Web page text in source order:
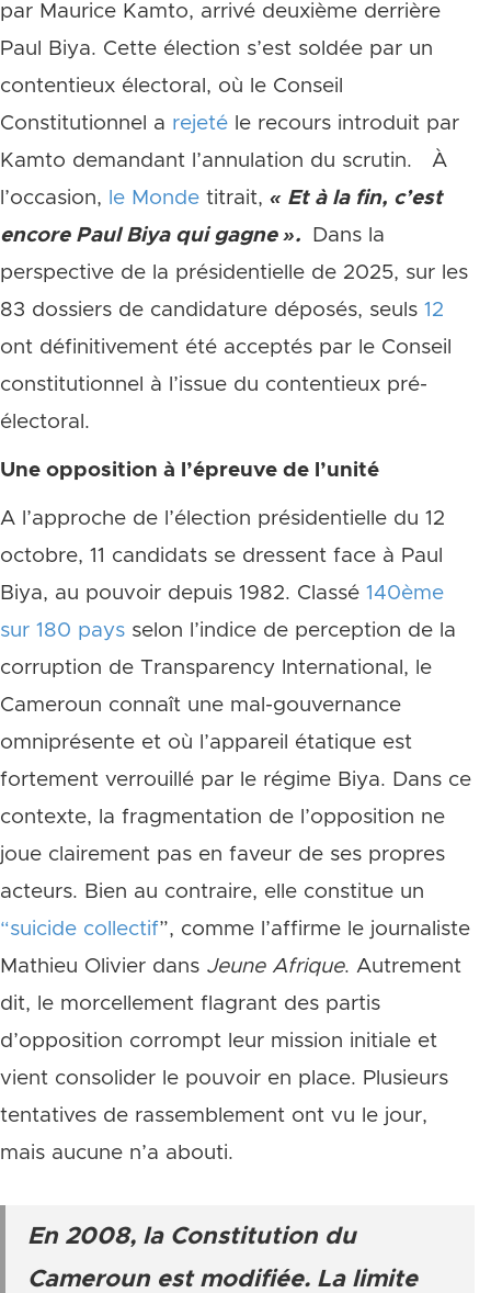
par Maurice Kamto, arrivé deuxième derrière
Paul Biya. Cette élection s’est soldée par un
contentieux électoral, où le Conseil
Constitutionnel a rejeté le recours introduit par
Kamto demandant l’annulation du scrutin. À
l’occasion,
le Monde titrait, « Et à la fin, c’est
encore Paul Biya qui gagne ».
Dans la
perspective de la présidentielle de 2025, sur les
83 dossiers de candidature déposés, seuls 12
ont définitivement été acceptés par le Conseil
constitutionnel à l’issue du contentieux pré-
électoral.
Une opposition à l’épreuve de l’unité
A l’approche de l’élection présidentielle du 12
octobre, 11 candidats se dressent face à Paul
Biya, au pouvoir depuis 1982. Classé 140ème
sur 180 pays selon l’indice de perception de la
corruption de Transparency International, le
Cameroun connaît une mal-gouvernance
omniprésente et où l’appareil étatique est
fortement verrouillé par le régime Biya. Dans ce
contexte, la fragmentation de l’opposition ne
joue clairement pas en faveur de ses propres
acteurs. Bien au contraire, elle constitue un
“suicide collectif”, comme l’affirme le journaliste
Mathieu Olivier dans Jeune Afrique. Autrement
dit, le morcellement flagrant des partis
d’opposition corrompt leur mission initiale et
vient consolider le pouvoir en place. Plusieurs
tentatives de rassemblement ont vu le jour,
mais aucune n’a abouti.
En 2008, la Constitution du
Cameroun est modifiée. La limite